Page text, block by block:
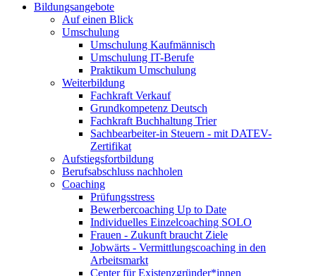
Bildungsangebote
Auf einen Blick
Umschulung
Umschulung Kaufmännisch
Umschulung IT-Berufe
Praktikum Umschulung
Weiterbildung
Fachkraft Verkauf
Grundkompetenz Deutsch
Fachkraft Buchhaltung Trier
Sachbearbeiter-in Steuern - mit DATEV-
Zertifikat
Aufstiegsfortbildung
Berufsabschluss nachholen
Coaching
Prüfungsstress
Bewerbercoaching Up to Date
Individuelles Einzelcoaching SOLO
Frauen - Zukunft braucht Ziele
Jobwärts - Vermittlungscoaching in den
Arbeitsmarkt
Center für Existenzgründer*innen